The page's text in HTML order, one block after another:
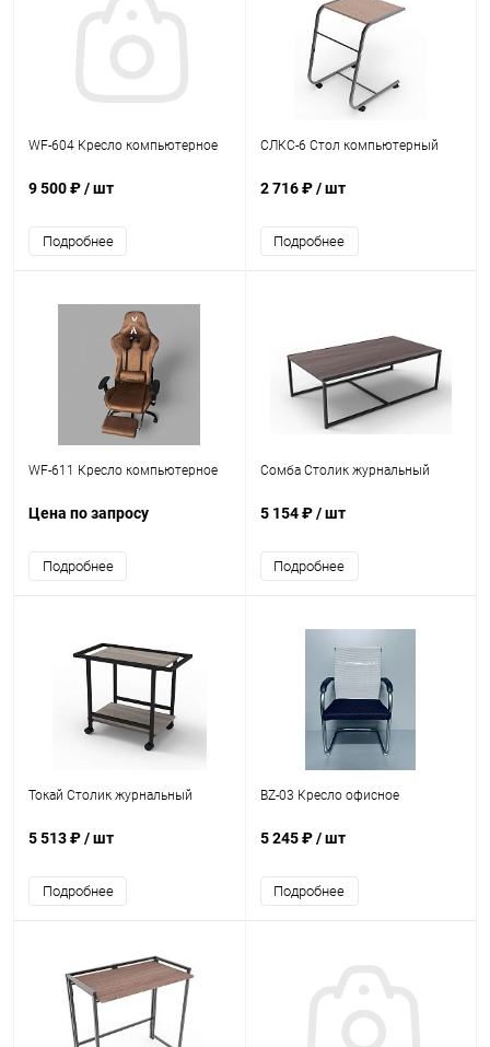
WF-604 Кресло компьютерное
9 500 ₽/ шт
Подробнее
СЛКС-6 Стол компьютерный
2 716 ₽/ шт
Подробнее
WF-611 Кресло компьютерное
Цена по запросу
Подробнее
Сомба Столик журнальный
5 154 ₽/ шт
Подробнее
Токай Столик журнальный
5 513 ₽/ шт
Подробнее
BZ-03 Кресло офисное
5 245 ₽/ шт
Подробнее